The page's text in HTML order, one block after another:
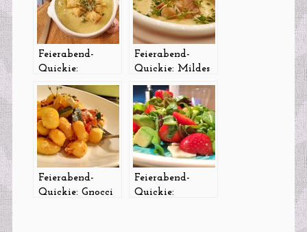
Feierabend-
Quickie:
Selleriesüppchen
mit
Knobicroutons
(Vegetarisch)
Feierabend-
Quickie: Mildes
Süppchen mit
Räucherfisch
Feierabend-
Quickie: Gnocci
Feierabend-
Quickie: